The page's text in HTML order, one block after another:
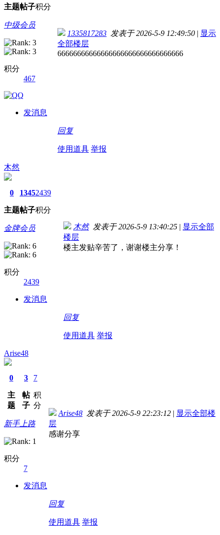
主题帖子积分
中级会员
积分
467
发消息
1335817283 发表于 2026-5-9 12:49:50 | 显示
全部楼层
66666666666666666666666666666666
回复
使用道具 举报
木然
0
主题
1345
帖子
2439
积分
金牌会员
积分
2439
发消息
木然发表于 2026-5-9 13:40:25 | 显示全部
楼层
楼主发贴辛苦了，谢谢楼主分享！
回复
使用道具 举报
Arise48
0
主
题
3
帖
子
7
积
分
新手上路
积分
7
发消息
Arise48 发表于 2026-5-9 22:23:12 | 显示全部楼
层
感谢分享
回复
使用道具 举报